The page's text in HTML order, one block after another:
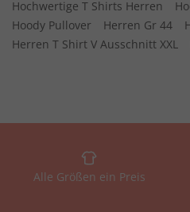
Hochwertige T Shirts Herren
Hoody Pullover
Herren Gr 44
Herren T Shirt V Ausschnitt XXL
Alle Größen ein Preis